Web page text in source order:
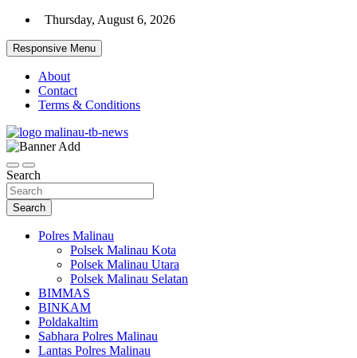
Skip
content
Thursday, August 6, 2026
Responsive Menu
About
Contact
Terms & Conditions
Pelangiresmalinau.com
Search
Search
Polres Malinau
Polsek Malinau Kota
Polsek Malinau Utara
Polsek Malinau Selatan
BIMMAS
BINKAM
Poldakaltim
Sabhara Polres Malinau
Lantas Polres Malinau